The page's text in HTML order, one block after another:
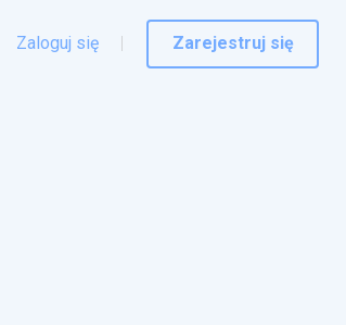
Zaloguj się Zarejestruj się